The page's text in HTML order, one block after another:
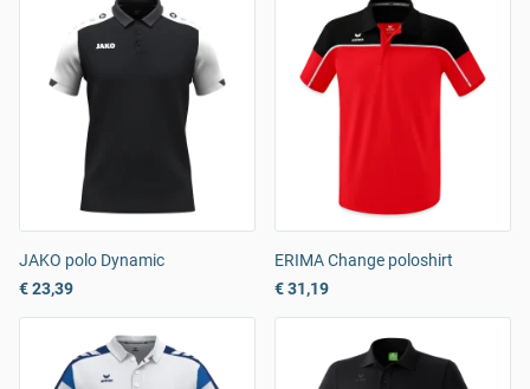
JAKO polo Dynamic
€ 23,39
ERIMA Change poloshirt
€ 31,19